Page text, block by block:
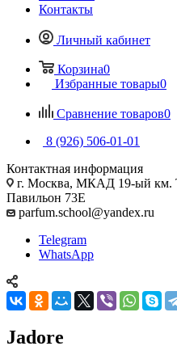
Контакты
Личный кабинет
Корзина0
Избранные товары0
Сравнение товаров0
8 (926) 506-01-01
Контактная информация
г. Москва, МКАД 19-ый
Павильон 73Е
parfum.school@yandex.ru
Telegram
WhatsApp
Jadore